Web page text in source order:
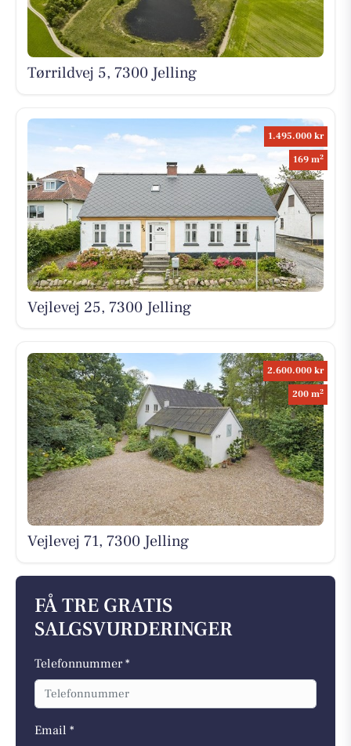
Tørrildvej 5, 7300 Jelling
1.495.000 kr
169 m2
Vejlevej 25, 7300 Jelling
2.600.000 kr
200 m2
Vejlevej 71, 7300 Jelling
FÅ TRE GRATIS
SALGSVURDERINGER
Telefonnummer *
Email *